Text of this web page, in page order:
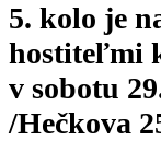
5. kolo je
hostiteľmi
v sobotu
/Hečkova